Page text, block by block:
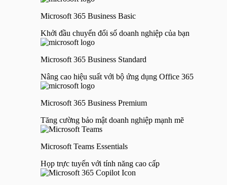
Microsoft 365 Business Basic
Khởi đầu chuyển đổi số doanh nghiệp của bạn
Microsoft 365 Business Standard
Nâng cao hiệu suất với bộ ứng dụng Office 365
Microsoft 365 Business Premium
Tăng cường bảo mật doanh nghiệp mạnh mẽ
Microsoft Teams Essentials
Họp trực tuyến với tính năng cao cấp